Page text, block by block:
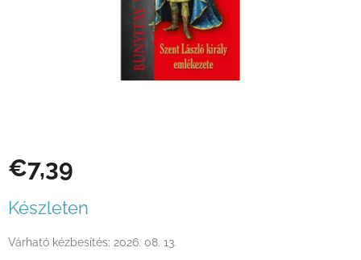
€7,39
Készleten
Várható kézbesítés: 2026. 08. 13.